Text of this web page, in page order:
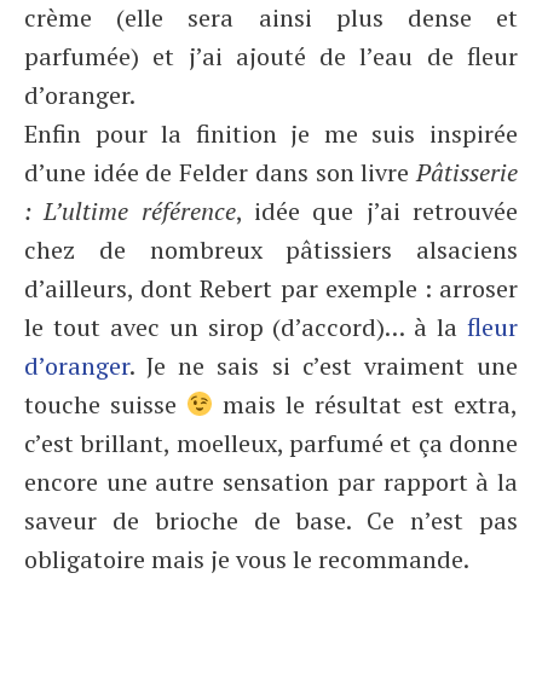
crème (elle sera ainsi plus dense et
parfumée) et j’ai ajouté de l’eau de fleur
d’oranger.
Enfin pour la finition je me suis inspirée
d’une idée de Felder dans son livrePâtisserie
: L’ultime référence, idée que j’ai retrouvée
chez de nombreux pâtissiers alsaciens
d’ailleurs, dont Rebert par exemple : arroser
le tout avec un sirop (d’accord)… à la fleur
d’oranger. Je ne sais si c’est vraiment une
touche suisse
mais le résultat est extra,
c’est brillant, moelleux, parfumé et ça donne
encore une autre sensation par rapport à la
saveur de brioche de base. Ce n’est pas
obligatoire mais je vous le recommande.